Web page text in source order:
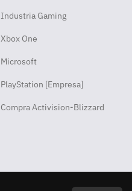
Industria Gaming
Xbox One
Microsoft
PlayStation [Empresa]
Compra Activision-Blizzard